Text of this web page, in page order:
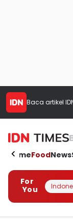
Baca artikel
HomeFoodNews
For
You